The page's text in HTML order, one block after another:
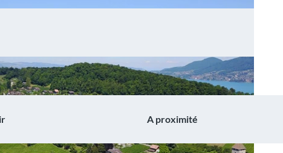
A proximité